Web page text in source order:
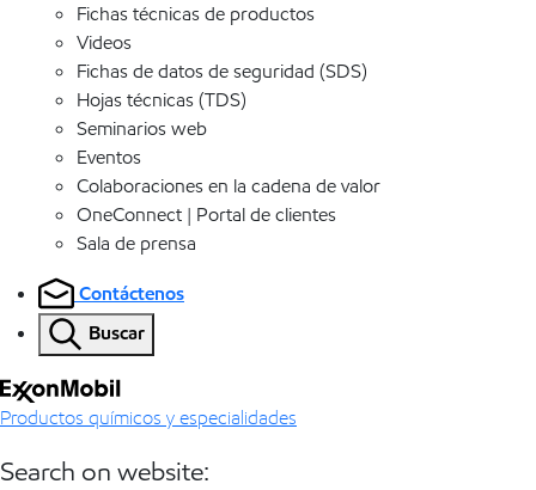
Fichas técnicas de productos
Videos
Fichas de datos de seguridad (SDS)
Hojas técnicas (TDS)
Seminarios web
Eventos
Colaboraciones en la cadena de valor
OneConnect | Portal de clientes
Sala de prensa
Contáctenos
Buscar
Productos químicos y especialidades
Search on website: